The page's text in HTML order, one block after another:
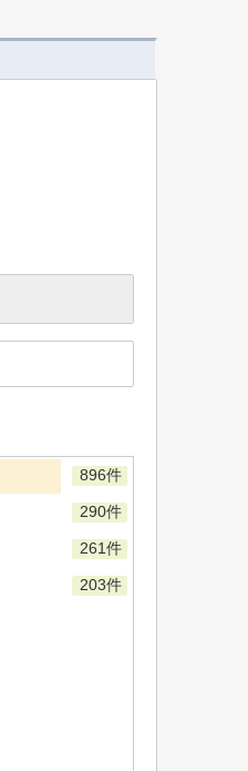
896件
290件
261件
203件